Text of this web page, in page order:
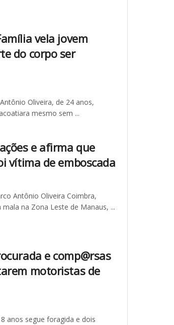
vela jovem
do corpo ser
Oliveira, de 24 anos,
mesmo sem ...
e afirma que
vítima de emboscada
Antônio Oliveira Coimbra,
na Zona Leste de Manaus, ...
e comp@rsas
motoristas de
anos segue foragida e dois